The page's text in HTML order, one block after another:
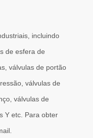
em alguns dos
incluindo
de esfera de
válvulas de portão
válvulas de
válvulas de
Y etc. Para obter